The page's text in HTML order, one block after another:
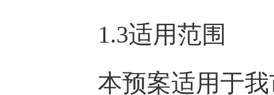
1.3适用范围
本预案适用于我